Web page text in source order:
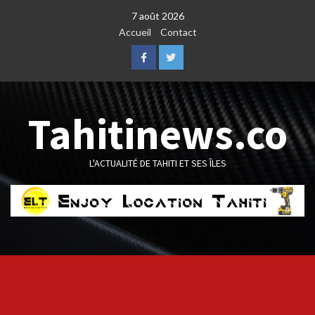
7 août 2026
Accueil
Contact
FacebookTwitter
Tahitinews.co
L'ACTUALITÉ DE TAHITI ET SES ÎLES